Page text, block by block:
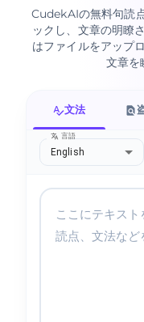
CudekAIの無料句読
ックし、文章の明瞭
はファイルをアップ
文章を
文法
言語
English